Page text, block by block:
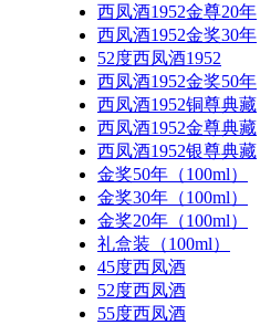
西凤酒1952金尊20年
西凤酒1952金奖30年
52度西凤酒1952
西凤酒1952金奖50年
西凤酒1952铜尊典藏
西凤酒1952金尊典藏
西凤酒1952银尊典藏
金奖50年（100ml）
金奖30年（100ml）
金奖20年（100ml）
礼盒装（100ml）
45度西凤酒
52度西凤酒
55度西凤酒